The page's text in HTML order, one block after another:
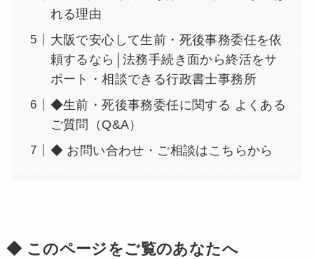
れる理由
大阪で安心して生前・死後事務委任を依
頼するなら│法務手続き面から終活をサ
ポート・相談できる行政書士事務所
◆生前・死後事務委任に関する よくある
ご質問（Q&A）
◆ お問い合わせ・ご相談はこちらから
◆ このページをご覧のあなたへ